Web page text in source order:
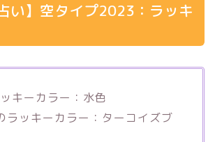
い】空タイプ2023：ラッキ
キーカラー：水色
ラッキーカラー：ターコイズブ